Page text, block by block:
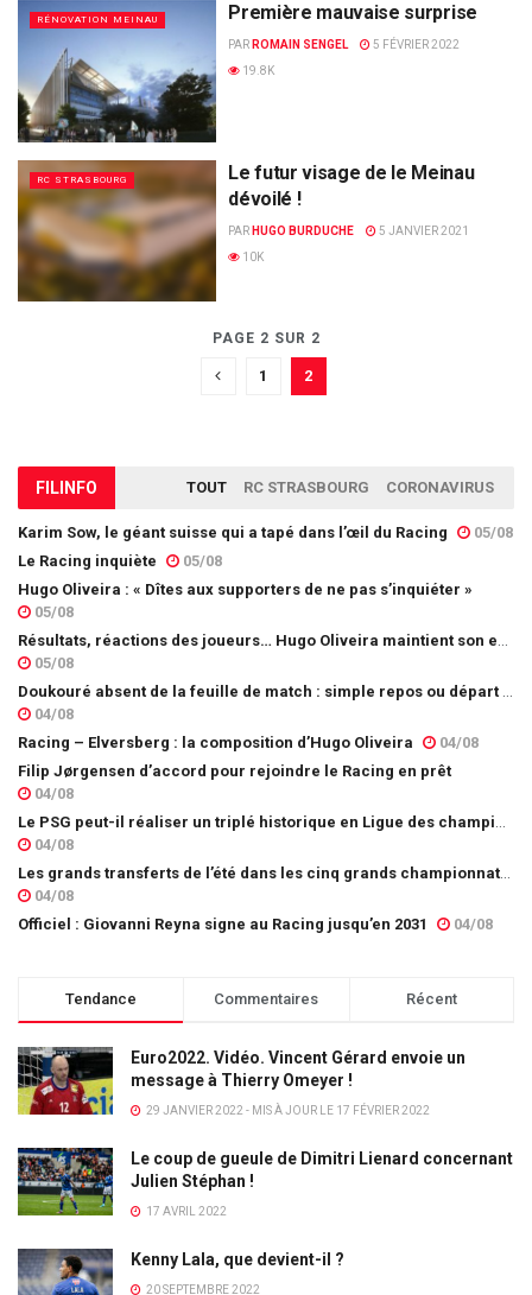
RÉNOVATION MEINAU Première mauvaise surprise
PAR ROMAIN SENGEL
5 FÉVRIER 2022
19.8K
RC STRASBOURG
Le futur visage de le Meinau
dévoilé !
PAR HUGO BURDUCHE
5 JANVIER 2021
10K
PAGE 2 SUR 2
1 2
FIL INFO TOUT RC STRASBOURG CORONAVIRUS
Karim Sow, le géant suisse qui a tapé dans l’œil du Racing
05/08
Le Racing inquiète
05/08
Hugo Oliveira : « Dîtes aux supporters de ne pas s’inquiéter »
05/08
05/08
04/08
Racing – Elversberg : la composition d’Hugo Oliveira
04/08
Filip Jørgensen d’accord pour rejoindre le Racing en prêt
04/08
04/08
04/08
Officiel : Giovanni Reyna signe au Racing jusqu’en 2031
04/08
Tendance Commentaires Récent
Euro2022. Vidéo. Vincent Gérard envoie un
message à Thierry Omeyer !
29 JANVIER 2022 - MIS À JOUR LE 17 FÉVRIER 2022
Le coup de gueule de Dimitri Lienard concernant
Julien Stéphan !
17 AVRIL 2022
Kenny Lala, que devient-il ?
20 SEPTEMBRE 2022